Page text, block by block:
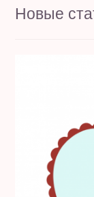
Новые